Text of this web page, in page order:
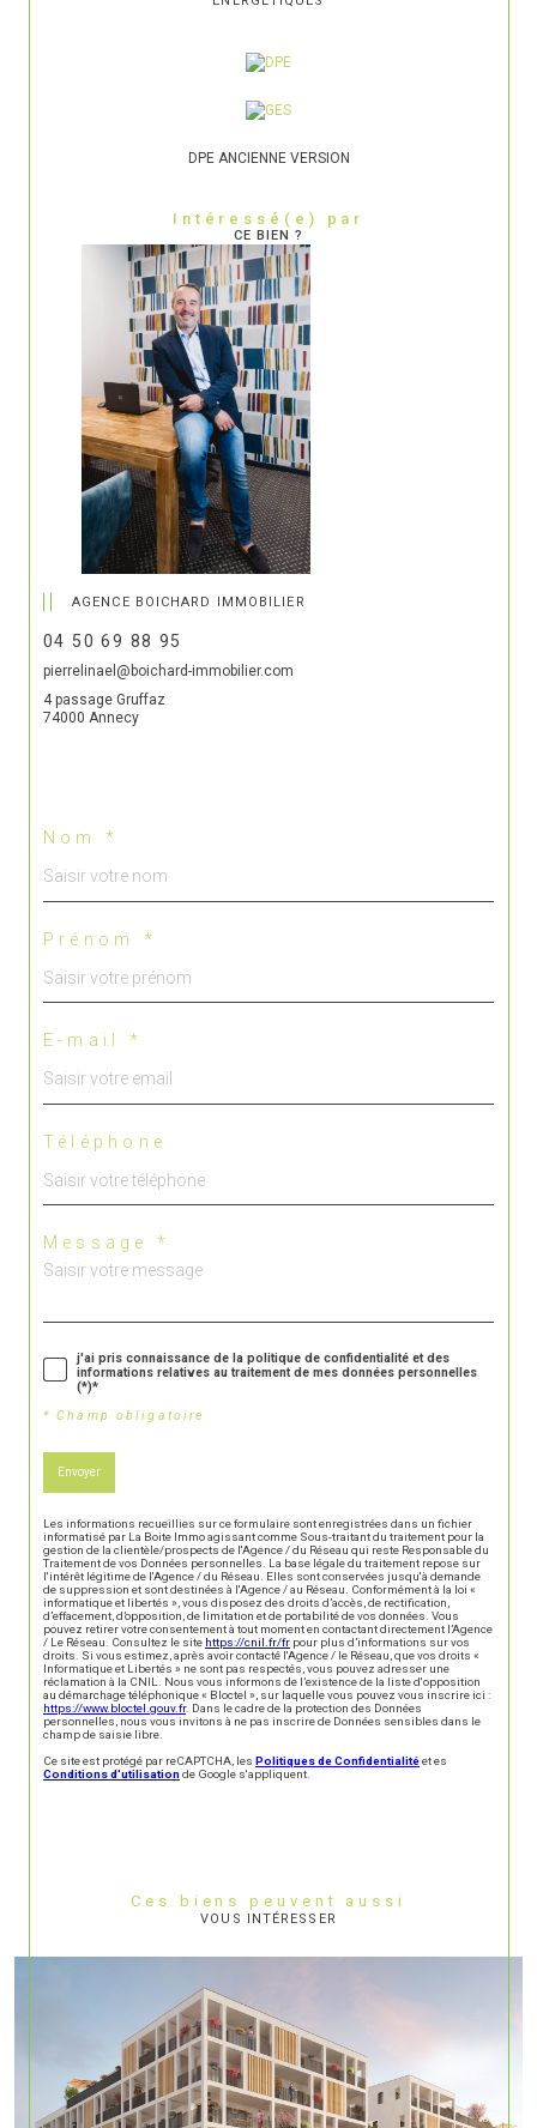
DPE ANCIENNE VERSION
Intéressé(e) par
CE BIEN ?
AGENCE BOICHARD IMMOBILIER
04 50 69 88 95
pierrelinael@boichard-immobilier.com
4 passage Gruffaz
74000 Annecy
Nom *
Prénom *
E-mail *
Téléphone
Message *
j'ai pris connaissance de la politique de confidentialité et des
informations relatives au traitement de mes données personnelles
(*)*
* Champ obligatoire
Envoyer
Les informations recueillies sur ce formulaire sont enregistrées dans un fichier
informatisé par La Boite Immo agissant comme Sous-traitant du traitement pour la
gestion de la clientèle/prospects de l'Agence / du Réseau qui reste Responsable du
Traitement de vos Données personnelles. La base légale du traitement repose sur
l'intérêt légitime de l'Agence / du Réseau. Elles sont conservées jusqu'à demande
de suppression et sont destinées à l'Agence / au Réseau. Conformément à la loi «
informatique et libertés », vous disposez des droits d’accès, de rectification,
d’effacement, d’opposition, de limitation et de portabilité de vos données. Vous
pouvez retirer votre consentement à tout moment en contactant directement l’Agence
/ Le Réseau. Consultez le site https://cnil.fr/fr pour plus d’informations sur vos
droits. Si vous estimez, après avoir contacté l'Agence / le Réseau, que vos droits «
Informatique et Libertés » ne sont pas respectés, vous pouvez adresser une
réclamation à la CNIL. Nous vous informons de l’existence de la liste d'opposition
au démarchage téléphonique « Bloctel », sur laquelle vous pouvez vous inscrire ici :
https://www.bloctel.gouv.fr. Dans le cadre de la protection des Données
personnelles, nous vous invitons à ne pas inscrire de Données sensibles dans le
champ de saisie libre.
Ce site est protégé par reCAPTCHA, les Politiques de Confidentialitéet es
Conditions d'utilisationde Google s'appliquent.
Ces biens peuvent aussi
VOUS INTÉRESSER